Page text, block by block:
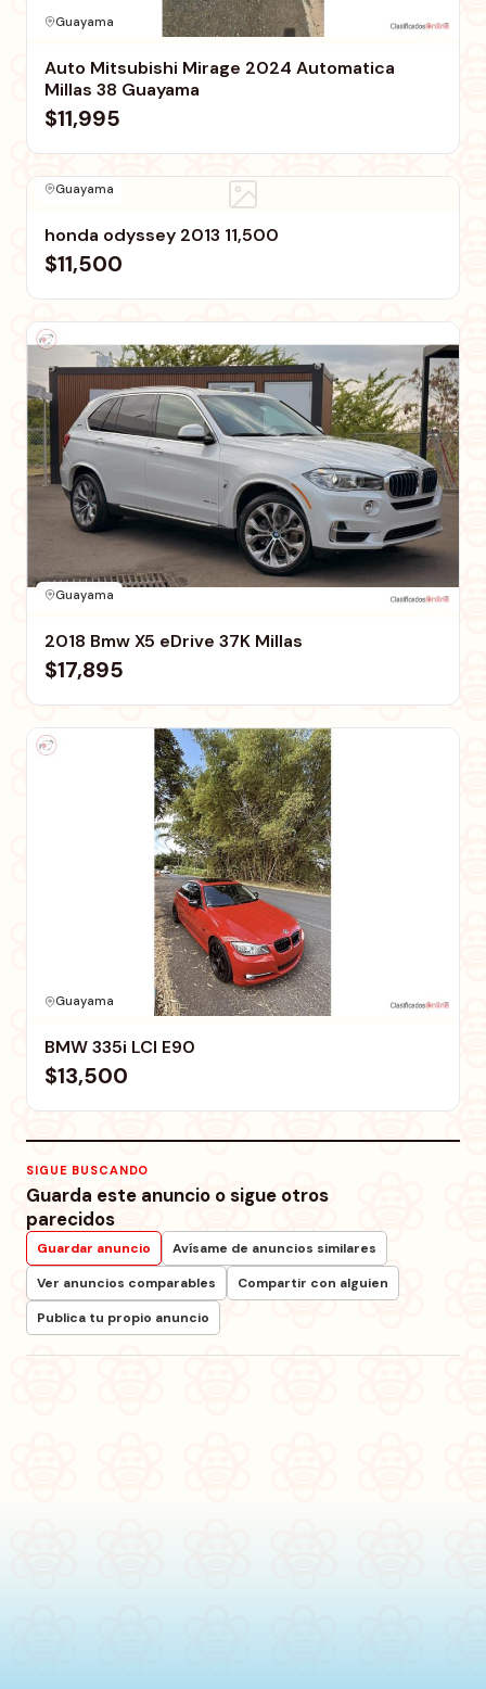
Guayama
Auto Mitsubishi Mirage 2024 Automatica
Millas 38 Guayama
$11,995
Guayama
honda odyssey 2013 11,500
$11,500
Guayama
2018 Bmw X5 eDrive 37K Millas
$17,895
Guayama
BMW 335i LCI E90
$13,500
SIGUE BUSCANDO
Guarda este anuncio o sigue otros
parecidos
Guardar anuncio
Avísame de anuncios similares
Ver anuncios comparables
Compartir con alguien
Publica tu propio anuncio